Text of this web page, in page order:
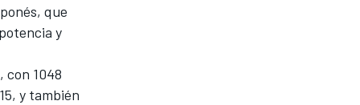
que
y
, con 1048
y también